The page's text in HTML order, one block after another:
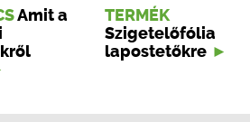
Amit a
TERMÉK
Szigetelőfólia
lapostetőkre